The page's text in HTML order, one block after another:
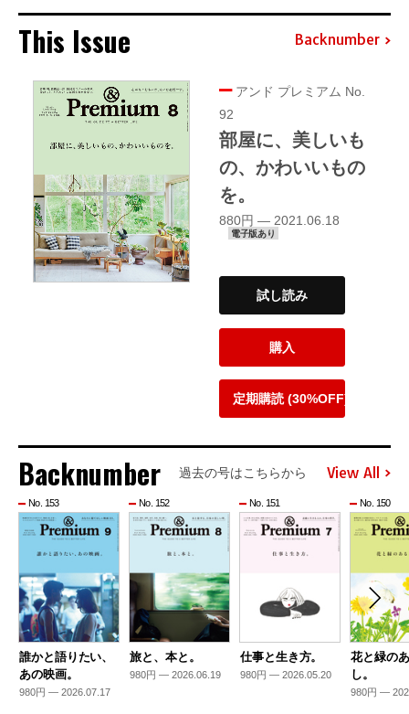
This Issue Backnumber
アンド プレミアム No.
92
部屋に、美しいも
の、かわいいもの
を。
880円 — 2021.06.18
電子版あり
試し読み
購入
定期購読 (30%OFF)
Backnumber 過去の号はこちらから View All
No. 153
誰かと語りたい、
あの映画。
980円 — 2026.07.17
No. 152
旅と、本と。
980円 — 2026.06.19
No. 151
仕事と生き方。
980円 — 2026.05.20
No. 150
花と緑の
し。
980円 —